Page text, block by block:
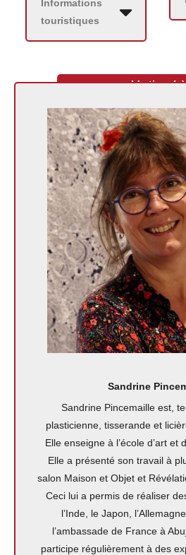
Informations
touristiques
L'artisan(e)
Sandrine
Sandrine Pincemaille est,
plasticienne, tisserande et
Elle enseigne à l’école d’art et
Elle a présenté son travail à
salon Maison et Objet et
Ceci lui a permis de réaliser
l’Inde, le Japon,
l’ambassade de France à
participe régulièrement à des